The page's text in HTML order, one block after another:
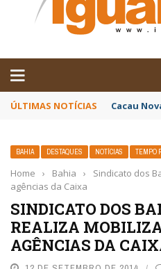
ÚLTIMAS NOTÍCIAS Poetas
BAHIA DESTAQUES NOTÍCIAS TEMPO
Home › Bahia ›
Sindicato dos
agências da Caixa
SINDICATO DOS
REALIZA
AGÊNCIAS DA